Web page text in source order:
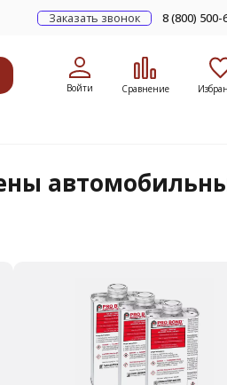
Заказать звонок 8 (800) 500-
Войти Сравнение